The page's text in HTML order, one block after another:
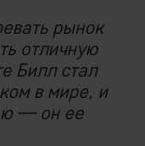
рынок
отличную
Билл стал
в мире, и
— он ее